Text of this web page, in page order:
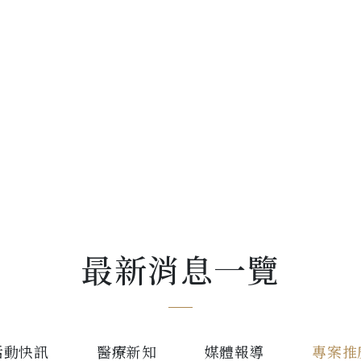
最新消息一覽
動快訊 醫療新知 媒體報導 專案推